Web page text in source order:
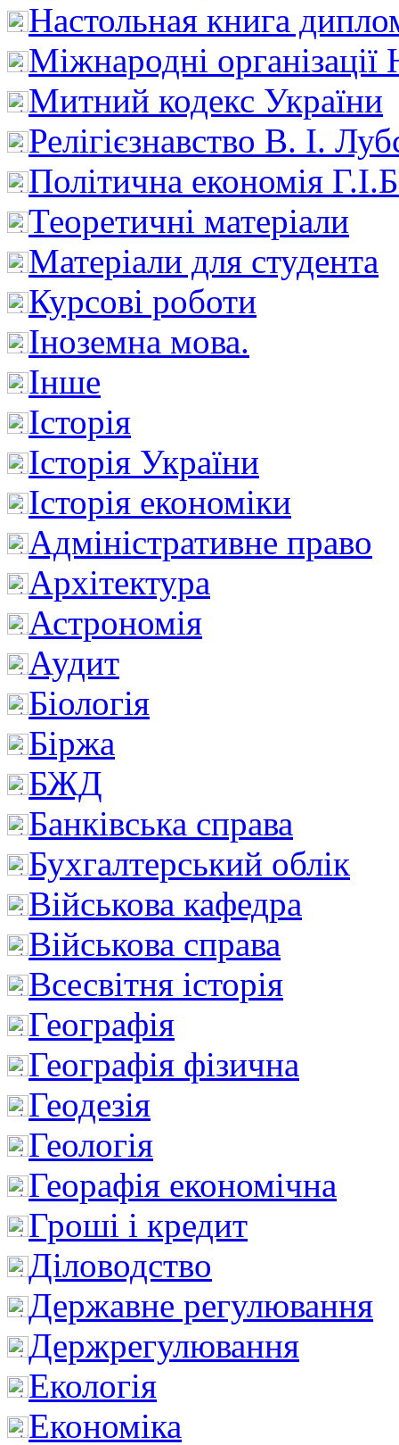
Настольная книга
Міжнародні
Митний кодекс України
Релігієзнавство В. І.
Політична економія
Теоретичні матеріали
Матеріали для студента
Курсові роботи
Іноземна мова.
Інше
Історія
Історія України
Історія економіки
Адміністративне право
Архітектура
Астрономія
Аудит
Біологія
Біржа
БЖД
Банківська справа
Бухгалтерський облік
Військова кафедра
Військова справа
Всесвітня історія
Географія
Географія фізична
Геодезія
Геологія
Георафія економічна
Гроші і кредит
Діловодство
Державне регулювання
Держрегулювання
Екологія
Економіка